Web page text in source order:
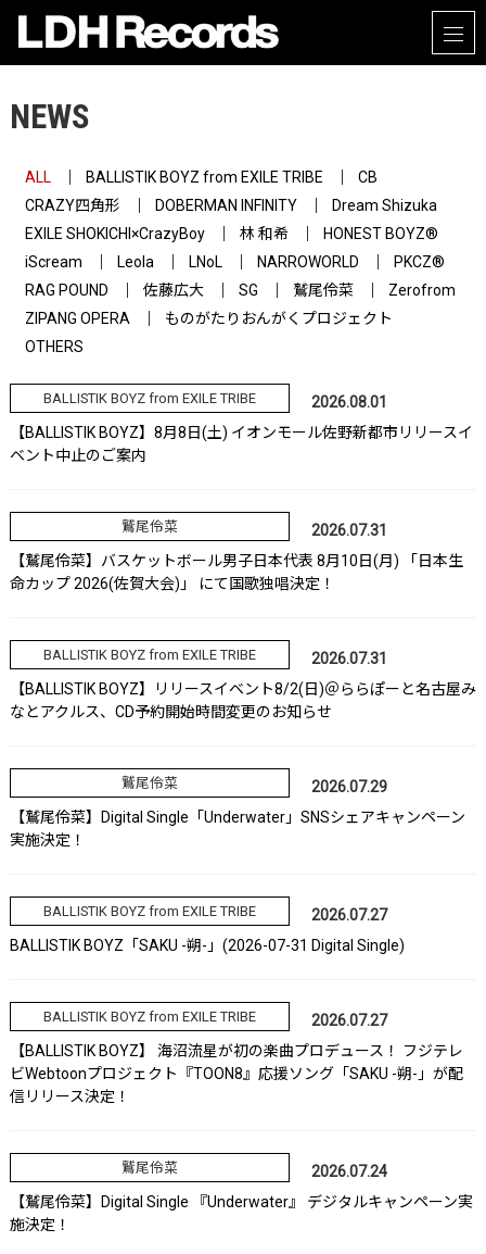
NEWS
ALL BALLISTIK BOYZ from EXILE TRIBE
CB
CRAZY四角形
DOBERMAN INFINITY
Dream Shizuka
EXILE SHOKICHI×CrazyBoy
林 和希
HONEST BOYZ®
iScream
Leola LNoL NARROWORLD
PKCZ®
RAG POUND
佐藤広大 SG 鷲尾伶菜
Zerofrom
ZIPANG OPERA
ものがたりおんがくプロジェクト
OTHERS
BALLISTIK BOYZ from EXILE TRIBE
2026.08.01
【BALLISTIK BOYZ】8月8日(土) イオンモール佐野新都市リリースイ
ベント中止のご案内
鷲尾伶菜
2026.07.31
【鷲尾伶菜】バスケットボール男子日本代表 8月10日(月) 「日本生
命カップ 2026(佐賀大会)」 にて国歌独唱決定！
BALLISTIK BOYZ from EXILE TRIBE
2026.07.31
【BALLISTIK BOYZ】リリースイベント8/2(日)＠ららぽーと名古屋み
なとアクルス、CD予約開始時間変更のお知らせ
鷲尾伶菜
2026.07.29
【鷲尾伶菜】Digital Single「Underwater」SNSシェアキャンペーン
実施決定！
BALLISTIK BOYZ from EXILE TRIBE
2026.07.27
BALLISTIK BOYZ「SAKU -朔-」(2026-07-31 Digital Single)
BALLISTIK BOYZ from EXILE TRIBE
2026.07.27
【BALLISTIK BOYZ】 海沼流星が初の楽曲プロデュース！ フジテレ
ビWebtoonプロジェクト『TOON8』応援ソング「SAKU -朔-」が配
信リリース決定！
鷲尾伶菜
2026.07.24
【鷲尾伶菜】Digital Single 『Underwater』 デジタルキャンペーン実
施決定！